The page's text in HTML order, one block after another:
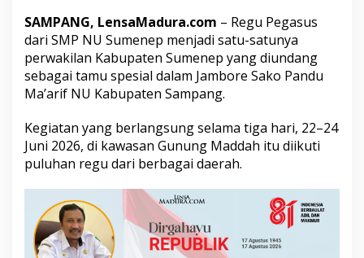
p
i
l
M
e
m
b
n
g
g
k
n
SAMPANG, LensaMadura.com – Regu Pegasus
dari SMP NU Sumenep menjadi satu-satunya
perwakilan Kabupaten Sumenep yang diundang
sebagai tamu spesial dalam Jambore Sako Pandu
Ma’arif NU Kabupaten Sampang.
Kegiatan yang berlangsung selama tiga hari, 22–24
Juni 2026, di kawasan Gunung Maddah itu diikuti
puluhan regu dari berbagai daerah.